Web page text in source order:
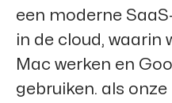
een moderne
in de cloud, waarin
Mac werken en
gebruiken. als onze